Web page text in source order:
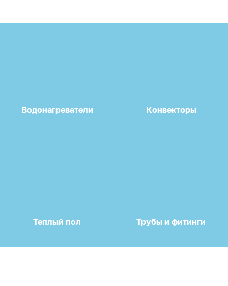
Водонагреватели Конвекторы
Теплый пол Трубы и фитинги